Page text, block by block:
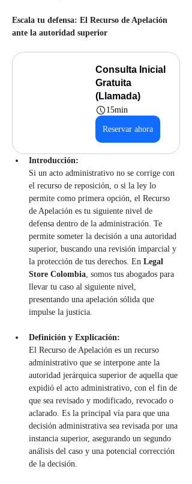
Escala tu defensa: El Recurso de Apelación
ante la autoridad superior
Consulta Inicial
Gratuita
(Llamada)
15min
Reservar ahora
Introducción:
Si un acto administrativo no se corrige con
el recurso de reposición, o si la ley lo
permite como primera opción, el Recurso
de Apelación es tu siguiente nivel de
defensa dentro de la administración. Te
permite someter la decisión a una autoridad
superior, buscando una revisión imparcial y
la protección de tus derechos. En Legal
Store Colombia, somos tus abogados para
llevar tu caso al siguiente nivel,
presentando una apelación sólida que
impulse la justicia.
Definición y Explicación:
El Recurso de Apelación es un recurso
administrativo que se interpone ante la
autoridad jerárquica superior de aquella que
expidió el acto administrativo, con el fin de
que sea revisado y modificado, revocado o
aclarado. Es la principal vía para que una
decisión administrativa sea revisada por una
instancia superior, asegurando un segundo
análisis del caso y una potencial corrección
de la decisión.